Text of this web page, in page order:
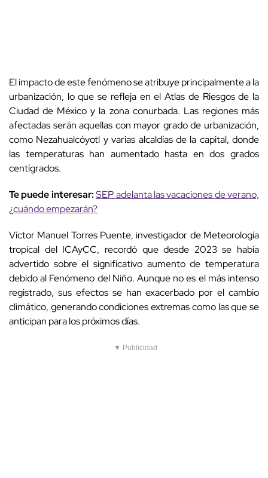
El impacto de este fenómeno se atribuye principalmente a la
urbanización, lo que se refleja en el Atlas de Riesgos de la
Ciudad de México y la zona conurbada. Las regiones más
afectadas serán aquellas con mayor grado de urbanización,
como Nezahualcóyotl y varias alcaldías de la capital, donde
las temperaturas han aumentado hasta en dos grados
centígrados.
Te puede interesar:SEP adelanta las vacaciones de verano,
¿cuándo empezarán?
Víctor Manuel Torres Puente, investigador de Meteorología
tropical del ICAyCC, recordó que desde 2023 se había
advertido sobre el significativo aumento de temperatura
debido al Fenómeno del Niño. Aunque no es el más intenso
registrado, sus efectos se han exacerbado por el cambio
climático, generando condiciones extremas como las que se
anticipan para los próximos días.
▼ Publicidad